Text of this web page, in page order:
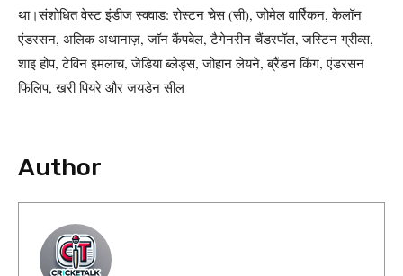
था।संशोधित वेस्ट इंडीज स्क्वाड: रोस्टन चेस (सी), जोमेल वार्रिकन, केलॉन
एंडरसन, अलिक अथानाज़, जॉन कैंपबेल, टैगेनरीन चैंडरपॉल, जस्टिन ग्रीव्स,
शाइ होप, टेविन इमलाच, जेडिया ब्लेड्स, जोहान लेयने, ब्रैंडन किंग, एंडरसन
फिलिप, खरी पियरे और जयडेन सील
Author